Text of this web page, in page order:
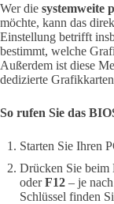
Wer die systemweite
möchte, kann das
Einstellung betrifft
bestimmt, welche
Außerdem ist diese
dedizierte
So rufen Sie das
Starten Sie Ihren
Drücken Sie beim
oderF12 – je
Schlüssel finden